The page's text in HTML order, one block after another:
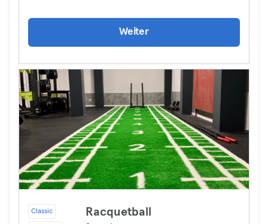
Weiter
Classic Racquetball